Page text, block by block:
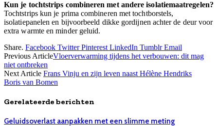
Kun je tochtstrips combineren met andere isolatiemaatregelen?
Tochtstrips kun je prima combineren met tochtborstels,
isolatiepanelen en bijvoorbeeld dikke gordijnen achter de deur voor
extra warmte en minder geluid.
Share. Facebook Twitter Pinterest LinkedIn Tumblr Email
Previous ArticleVloerverwarming tijdens het verbouwen: dit mag
niet ontbreken
Next Article Frans Vinju en zijn leven naast Hélène Hendriks
Boris van Bomen
Gerelateerde berichten
Geluidsoverlast aanpakken met een slimme meting